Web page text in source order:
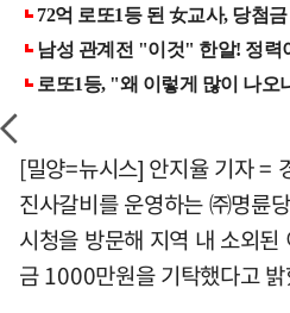
[밀양=뉴시스] 안지율 기자 =
진사갈비를 운영하는 ㈜명륜
시청을 방문해 지역 내 소외
금 1000만원을 기탁했다고 밝